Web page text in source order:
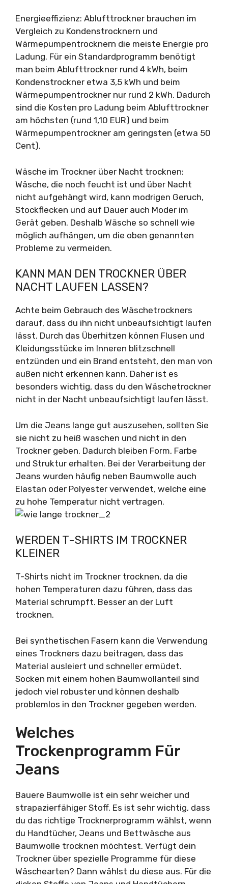
Energieeffizienz: Ablufttrockner brauchen im
Vergleich zu Kondenstrocknern und
Wärmepumpentrocknern die meiste Energie pro
Ladung. Für ein Standardprogramm benötigt
man beim Ablufttrockner rund 4 kWh, beim
Kondenstrockner etwa 3,5 kWh und beim
Wärmepumpentrockner nur rund 2 kWh. Dadurch
sind die Kosten pro Ladung beim Ablufttrockner
am höchsten (rund 1,10 EUR) und beim
Wärmepumpentrockner am geringsten (etwa 50
Cent).
Wäsche im Trockner über Nacht trocknen:
Wäsche, die noch feucht ist und über Nacht
nicht aufgehängt wird, kann modrigen Geruch,
Stockflecken und auf Dauer auch Moder im
Gerät geben. Deshalb Wäsche so schnell wie
möglich aufhängen, um die oben genannten
Probleme zu vermeiden.
KANN MAN DEN TROCKNER ÜBER
NACHT LAUFEN LASSEN?
Achte beim Gebrauch des Wäschetrockners
darauf, dass du ihn nicht unbeaufsichtigt laufen
lässt. Durch das Überhitzen können Flusen und
Kleidungsstücke im Inneren blitzschnell
entzünden und ein Brand entsteht, den man von
außen nicht erkennen kann. Daher ist es
besonders wichtig, dass du den Wäschetrockner
nicht in der Nacht unbeaufsichtigt laufen lässt.
Um die Jeans lange gut auszusehen, sollten Sie
sie nicht zu heiß waschen und nicht in den
Trockner geben. Dadurch bleiben Form, Farbe
und Struktur erhalten. Bei der Verarbeitung der
Jeans wurden häufig neben Baumwolle auch
Elastan oder Polyester verwendet, welche eine
zu hohe Temperatur nicht vertragen.
WERDEN T-SHIRTS IM TROCKNER
KLEINER
T-Shirts nicht im Trockner trocknen, da die
hohen Temperaturen dazu führen, dass das
Material schrumpft. Besser an der Luft
trocknen.
Bei synthetischen Fasern kann die Verwendung
eines Trockners dazu beitragen, dass das
Material ausleiert und schneller ermüdet.
Socken mit einem hohen Baumwollanteil sind
jedoch viel robuster und können deshalb
problemlos in den Trockner gegeben werden.
Welches
Trockenprogramm Für
Jeans
Bauere Baumwolle ist ein sehr weicher und
strapazierfähiger Stoff. Es ist sehr wichtig, dass
du das richtige Trocknerprogramm wählst, wenn
du Handtücher, Jeans und Bettwäsche aus
Baumwolle trocknen möchtest. Verfügt dein
Trockner über spezielle Programme für diese
Wäschearten? Dann wählst du diese aus. Für die